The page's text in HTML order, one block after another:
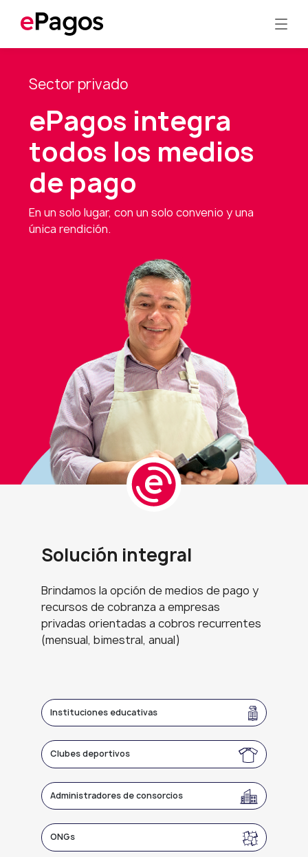
Sector privado
ePagos integra
todos los medios
de pago
En un solo lugar, con un solo convenio y una
única rendición.
Solución integral
Brindamos la opción de medios de pago y
recursos de cobranza a empresas
privadas orientadas a cobros recurrentes
(mensual, bimestral, anual)
Instituciones educativas
Clubes deportivos
Administradores de consorcios
ONGs